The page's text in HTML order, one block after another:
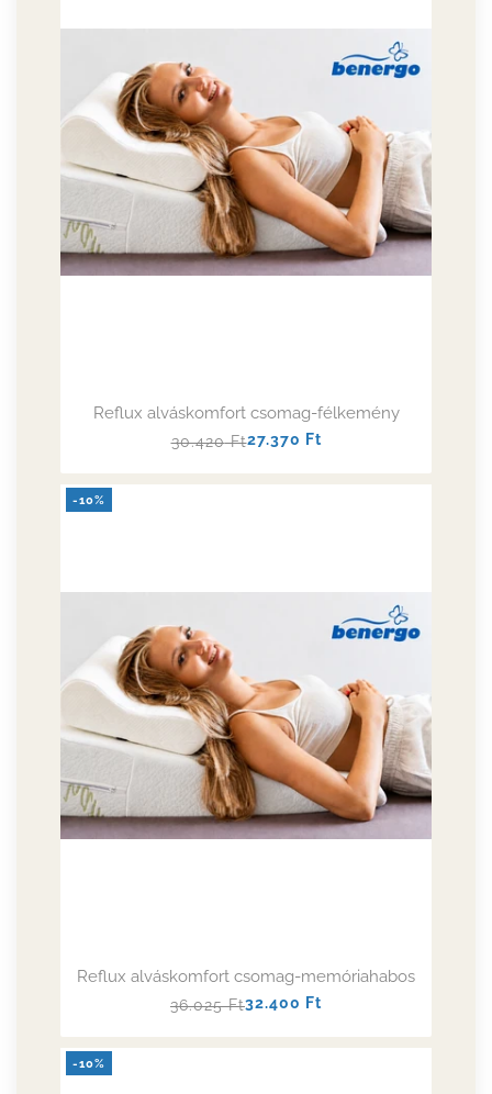
Reflux alváskomfort csomag-félkemény
Normál
30.420Ft
Akciós
27.370 Ft
-10%
Reflux alváskomfort csomag-memóriahabos
Normál
36.025Ft
Akciós
32.400 Ft
-10%